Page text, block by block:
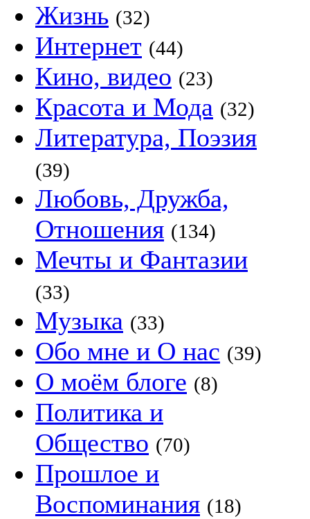
Жизнь (32)
Интернет (44)
Кино, видео (23)
Красота и Мода (32)
Литература, Поэзия
(39)
Любовь, Дружба,
Отношения (134)
Мечты и Фантазии
(33)
Музыка (33)
Обо мне и О нас (39)
О моём блоге (8)
Политика и
Общество (70)
Прошлое и
Воспоминания (18)